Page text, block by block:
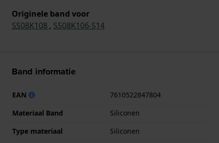
Originele band voor
SS08K108 , SS08K106-S14
Band informatie
EAN
7610522847804
Materiaal Band
Siliconen
Type materiaal
Siliconen